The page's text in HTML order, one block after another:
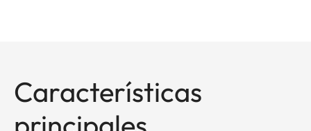
Características